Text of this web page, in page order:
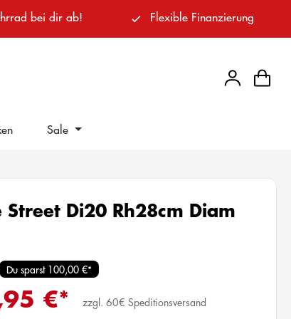
bei dir ab! Flexible Finanzierung
Sale
Street Di20 Rh28cm Diam
Du sparst 100,00 €*
€* zzgl. 60€ Speditionsversand